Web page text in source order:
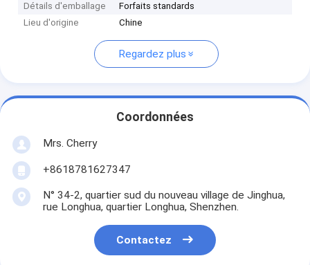
Détails d'emballage
Forfaits standards
Lieu d'origine
Chine
Regardez plus
Coordonnées
Mrs. Cherry
+8618781627347
N° 34-2, quartier sud du nouveau village de Jinghua,
rue Longhua, quartier Longhua, Shenzhen.
Contactez